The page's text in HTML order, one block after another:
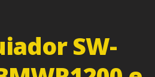
SW-